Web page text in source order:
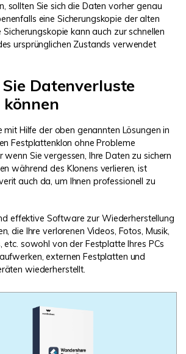
sollten Sie sich die Daten vorher genau
eine Sicherungskopie der alten
Sicherungskopie kann auch zur schnellen
ursprünglichen Zustands verwendet
Datenverluste
mit Hilfe der oben genannten Lösungen in
Festplattenklon ohne Probleme
wenn Sie vergessen, Ihre Daten zu sichern
während des Klonens verlieren, ist
auch da, um Ihnen professionell zu
effektive Software zur Wiederherstellung
die Ihre verlorenen Videos, Fotos, Musik,
etc. sowohl von der Festplatte Ihres PCs
externen Festplatten und
wiederherstellt.